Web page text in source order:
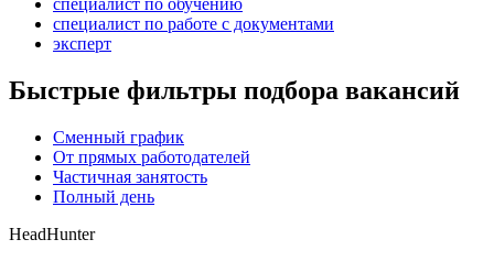
специалист по обучению
специалист по работе с документами
эксперт
Быстрые фильтры подбора вакансий
Сменный график
От прямых работодателей
Частичная занятость
Полный день
HeadHunter